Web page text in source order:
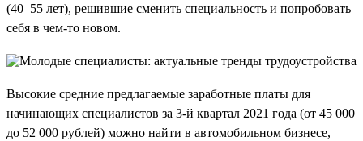
(40–55 лет), решившие сменить специальность и попробовать
себя в чем-то новом.
Высокие средние предлагаемые заработные платы для
начинающих специалистов за 3-й квартал 2021 года (от 45 000
до 52 000 рублей) можно найти в автомобильном бизнесе,